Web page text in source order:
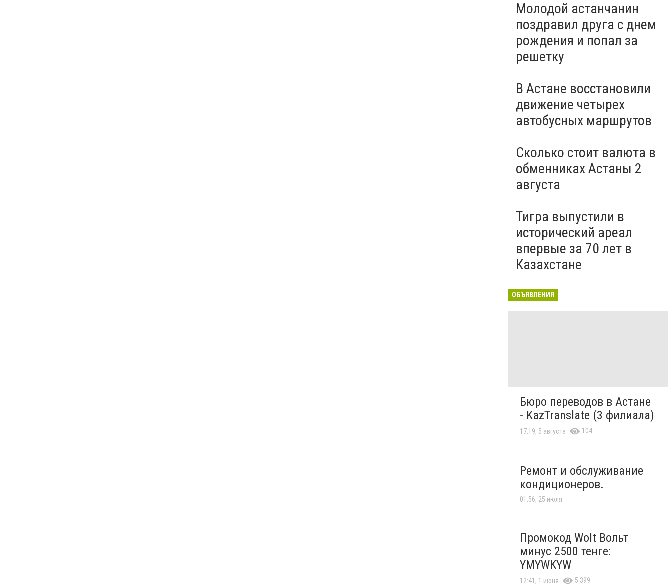
Молодой астанчанин
поздравил друга с днем
рождения и попал за
решетку
В Астане восстановили
движение четырех
автобусных маршрутов
Сколько стоит валюта в
обменниках Астаны 2
августа
Тигра выпустили в
исторический ареал
впервые за 70 лет в
Казахстане
ОБЪЯВЛЕНИЯ
Бюро переводов в Астане
- KazTranslate (3 филиала)
17:19, 5 августа 104
Ремонт и обслуживание
кондиционеров.
01:56, 25 июля
Промокод Wolt Вольт
минус 2500 тенге:
YMYWKYW
12:41, 1 июня 5 399